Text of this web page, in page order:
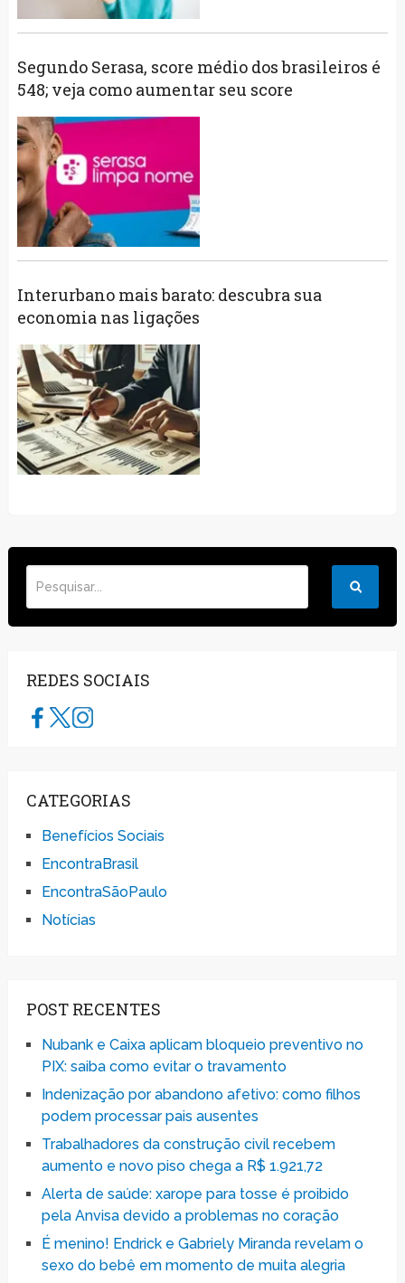
Segundo Serasa, score médio dos brasileiros é
548; veja como aumentar seu score
Interurbano mais barato: descubra sua
economia nas ligações
REDES SOCIAIS
CATEGORIAS
Benefícios Sociais
EncontraBrasil
EncontraSãoPaulo
Notícias
POST RECENTES
Nubank e Caixa aplicam bloqueio preventivo no
PIX: saiba como evitar o travamento
Indenização por abandono afetivo: como filhos
podem processar pais ausentes
Trabalhadores da construção civil recebem
aumento e novo piso chega a R$ 1.921,72
Alerta de saúde: xarope para tosse é proibido
pela Anvisa devido a problemas no coração
É menino! Endrick e Gabriely Miranda revelam o
sexo do bebê em momento de muita alegria